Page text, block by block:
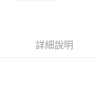
「AFTEE先享後付」，
詳細說明